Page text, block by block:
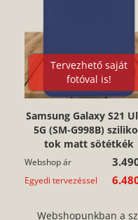
Tervezhető saját
fotóval is!
Samsung Galaxy S21
5G (SM-G998B)
tok matt sötétkék
Webshop ár
Egyedi tervezéssel
Webshopunkban a